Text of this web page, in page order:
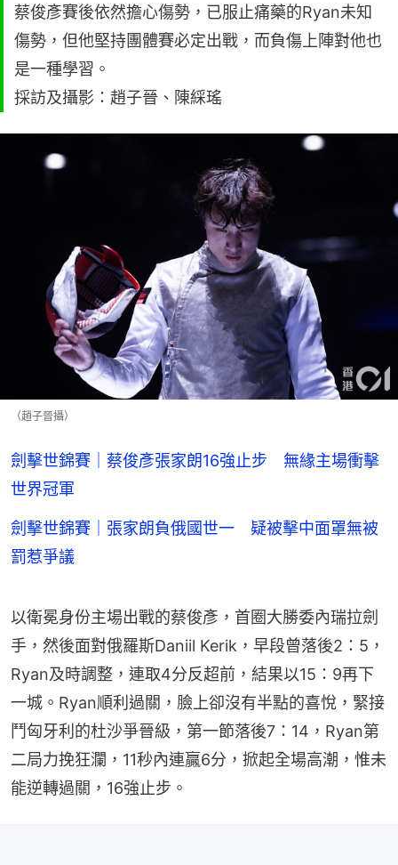
蔡俊彥賽後依然擔心傷勢，已服止痛藥的Ryan未知
傷勢，但他堅持團體賽必定出戰，而負傷上陣對他也
是一種學習。
採訪及攝影：趙子晉、陳綵瑤
（趙子晉攝）
劍擊世錦賽｜蔡俊彥張家朗16強止步 無緣主場衝擊
世界冠軍
劍擊世錦賽｜張家朗負俄國世一 疑被擊中面罩無被
罰惹爭議
以衛冕身份主場出戰的蔡俊彥，首圈大勝委內瑞拉劍
手，然後面對俄羅斯Daniil Kerik，早段曾落後2：5，
Ryan及時調整，連取4分反超前，結果以15：9再下
一城。Ryan順利過關，臉上卻沒有半點的喜悅，緊接
鬥匈牙利的杜沙爭晉級，第一節落後7：14，Ryan第
二局力挽狂瀾，11秒內連贏6分，掀起全場高潮，惟未
能逆轉過關，16強止步。